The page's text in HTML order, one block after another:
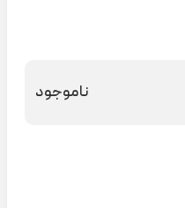
ناموجود